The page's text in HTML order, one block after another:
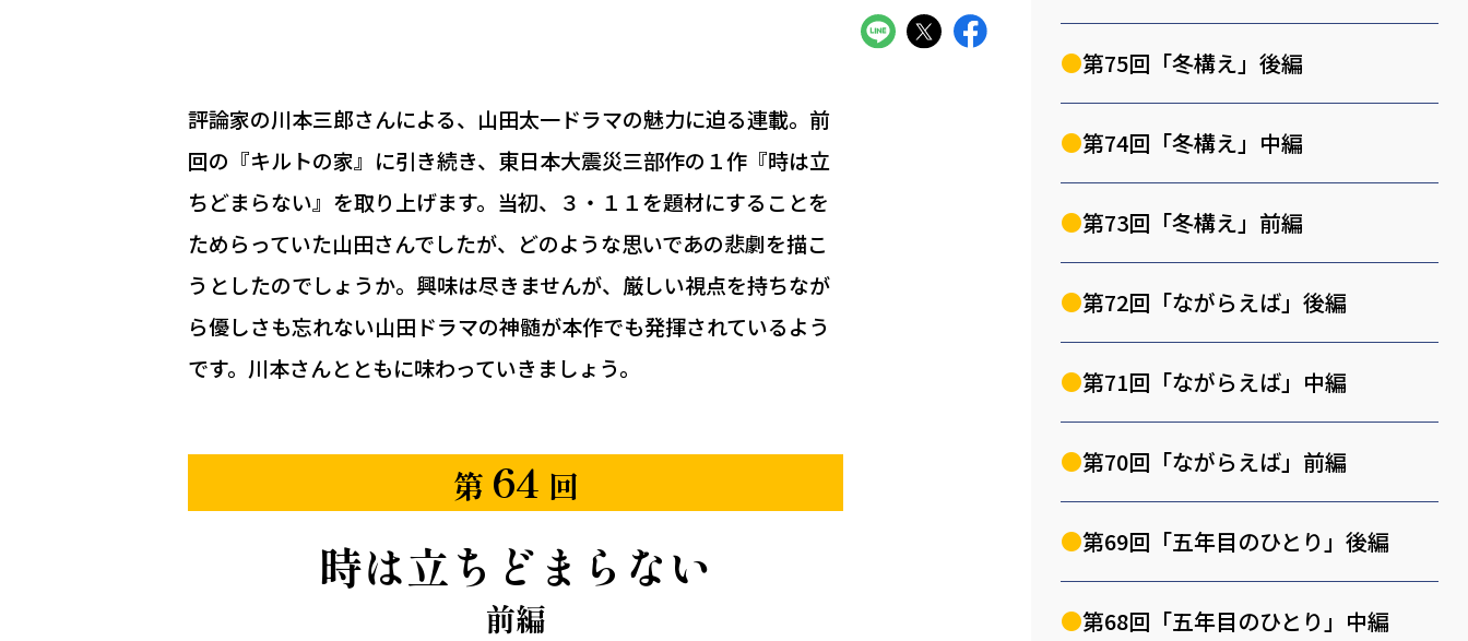
評論家の川本三郎さんによる、山田太一ドラマの魅力に迫る連載。前
回の『キルトの家』に引き続き、東日本大震災三部作の１作『時は立
ちどまらない』を取り上げます。当初、３・１１を題材にすることを
ためらっていた山田さんでしたが、どのような思いであの悲劇を描こ
うとしたのでしょうか。興味は尽きませんが、厳しい視点を持ちなが
ら優しさも忘れない山田ドラマの神髄が本作でも発揮されているよう
です。川本さんとともに味わっていきましょう。
第 64 回
時は立ちどまらない
前編
第75回「冬構え」後編
第74回「冬構え」中編
第73回「冬構え」前編
第72回「ながらえば」後編
第71回「ながらえば」中編
第70回「ながらえば」前編
第69回「五年目のひとり」後編
第68回「五年目のひとり」中編